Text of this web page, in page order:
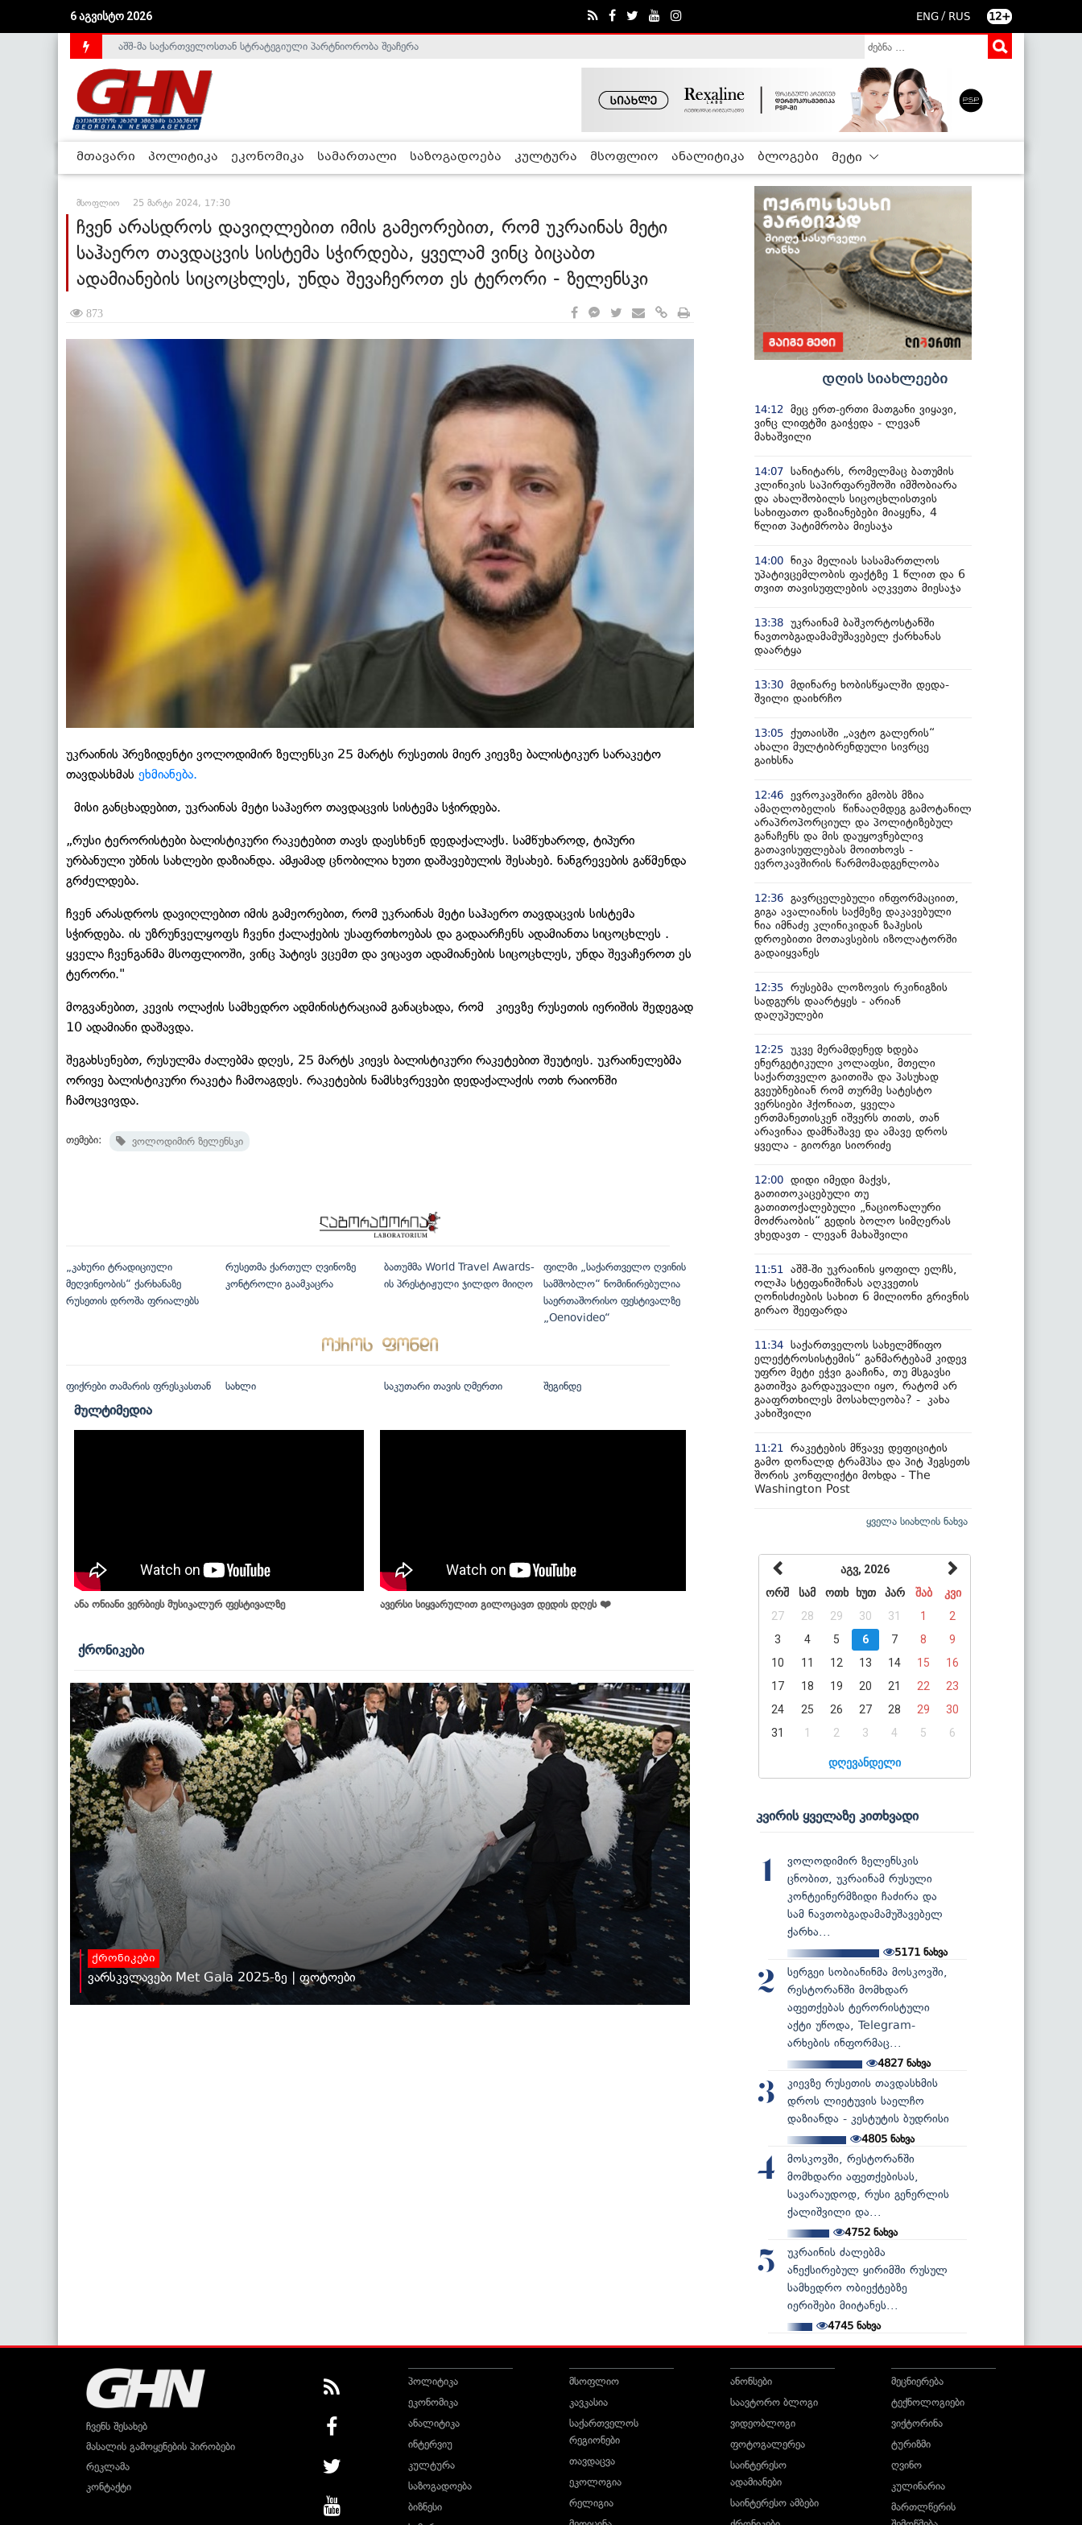
6 აგვისტო 2026 ENG / RUS 12+
საქართველოს დე-ფაქტო მთავრობა არალეგიტიმურია - ჰელსინკის კომისია
აშშ-მა საქართველოსთან სტრატეგიული პარტნიორობა შეაჩერა
მთავარი პოლიტიკა ეკონომიკა სამართალი საზოგადოება კულტურა მსოფლიო ანალიტიკა ბლოგები მეტი
მსოფლიო 25 მარტი 2024, 17:30
ჩვენ არასდროს დავიღლებით იმის გამეორებით, რომ უკრაინას მეტი
საჰაერო თავდაცვის სისტემა სჭირდება, ყველამ ვინც ბიცაბთ
ადამიანების სიცოცხლეს, უნდა შევაჩეროთ ეს ტერორი - ზელენსკი
873
უკრაინის პრეზიდენტი ვოლოდიმირ ზელენსკი 25 მარტს რუსეთის მიერ კიევზე ბალისტიკურ სარაკეტო
თავდასხმას ეხმიანება.
მისი განცხადებით, უკრაინას მეტი საჰაერო თავდაცვის სისტემა სჭირდება.
„რუსი ტერორისტები ბალისტიკური რაკეტებით თავს დაესხნენ დედაქალაქს. სამწუხაროდ, ტიპური
ურბანული უბნის სახლები დაზიანდა. ამჟამად ცნობილია ხუთი დაშავებულის შესახებ. ნანგრევების გაწმენდა
გრძელდება.
ჩვენ არასდროს დავიღლებით იმის გამეორებით, რომ უკრაინას მეტი საჰაერო თავდაცვის სისტემა
სჭირდება. ის უზრუნველყოფს ჩვენი ქალაქების უსაფრთხოებას და გადაარჩენს ადამიანთა სიცოცხლეს .
ყველა ჩვენგანმა მსოფლიოში, ვინც პატივს ვცემთ და ვიცავთ ადამიანების სიცოცხლეს, უნდა შევაჩეროთ ეს
ტერორი."
მოგვანებით, კევის ოლაქის სამხედრო ადმინისტრაციამ განაცხადა, რომ კიევზე რუსეთის იერიშის შედეგად
10 ადამიანი დაშავდა.
შეგახსენებთ, რუსულმა ძალებმა დღეს, 25 მარტს კიევს ბალისტიკური რაკეტებით შეუტიეს. უკრაინელებმა
ორივე ბალისტიკური რაკეტა ჩამოაგდეს. რაკეტების ნამსხვრევები დედაქალაქის ოთხ რაიონში
ჩამოცვივდა.
თემები: ვოლოდიმირ ზელენსკი
„კახური ტრადიციული
მეღვინეობის“ ქარხანაზე
რუსეთის დროშა ფრიალებს
რუსეთმა ქართულ ღვინოზე
კონტროლი გაამკაცრა
ბათუმმა World Travel Awards-
ის პრესტიჟული ჯილდო მიიღო
ფილმი „საქართველო ღვინის
სამშობლო“ ნომინირებულია
საერთაშორისო ფესტივალზე
„Oenovideo“
ფიქრები თამარის ფრესკასთან სახლი საკუთარი თავის ღმერთი შეგინდე
მულტიმედია
ანა ონიანი ვერბიეს მუსიკალურ ფესტივალზე ავერსი სიყვარულით გილოცავთ დედის დღეს ❤️
ქრონიკები
ქრონიკები
ვარსკვლავები Met Gala 2025-ზე | ფოტოები
დღის სიახლეები
14:12
მეც ერთ-ერთი მათგანი ვიყავი,
ვინც ლიფტში გაიჭედა - ლევან
მახაშვილი
14:07 სანიტარს, რომელმაც ბათუმის
კლინიკის საპირფარეშოში იმშობიარა
და ახალშობილს სიცოცხლისთვის
სახიფათო დაზიანებები მიაყენა, 4
წლით პატიმრობა მიესაჯა
14:00 ნიკა მელიას სასამართლოს
უპატივცემლობის ფაქტზე 1 წლით და 6
თვით თავისუფლების აღკვეთა მიესაჯა
13:38 უკრაინამ ბაშკორტოსტანში
ნავთობგადამამუშავებელ ქარხანას
დაარტყა
13:30 მდინარე ხობისწყალში დედა-
შვილი დაიხრჩო
13:05 ქუთაისში „ავტო გალერის“
ახალი მულტიბრენდული სივრცე
გაიხსნა
12:46 ევროკავშირი გმობს მზია
ამაღლობელის წინააღმდეგ გამოტანილ
არაპროპორციულ და პოლიტიზებულ
განაჩენს და მის დაუყოვნებლივ
გათავისუფლებას მოითხოვს -
ევროკავშირის წარმომადგენლობა
12:36 გავრცელებული ინფორმაციით,
გიგა ავალიანის საქმეზე დაკავებული
ნია იმნაძე კლინიკიდან ზაჰესის
დროებითი მოთავსების იზოლატორში
გადაიყვანეს
12:35 რუსებმა ლოზოვის რკინიგზის
სადგურს დაარტყეს - არიან
დაღუპულები
12:25 უკვე მერამდენედ ხდება
ენერგეტიკული კოლაფსი, მთელი
საქართველო გაითიშა და პასუხად
გვეუბნებიან რომ თურმე სატესტო
ვერსიები ჰქონიათ, ყველა
ერთმანეთისკენ იშვერს თითს, თან
არავინაა დამნაშავე და ამავე დროს
ყველა - გიორგი სიორიძე
12:00 დიდი იმედი მაქვს,
გათითოკაცებული თუ
გათითოქალებული „ნაციონალური
მოძრაობის“ გედის ბოლო სიმღერას
ვხედავთ - ლევან მახაშვილი
11:51
აშშ-ში უკრაინის ყოფილ ელჩს,
ოლჰა სტეფანიშინას აღკვეთის
ღონისძიების სახით 6 მილიონი გრივნის
გირაო შეეფარდა
11:34 საქართველოს სახელმწიფო
ელექტროსისტემის“ განმარტებამ კიდევ
უფრო მეტი ეჭვი გააჩინა, თუ მსგავსი
გათიშვა გარდაუვალი იყო, რატომ არ
გააფრთხილეს მოსახლეობა? - კახა
კახიშვილი
11:21
რაკეტების მწვავე დეფიციტის
გამო დონალდ ტრამპსა და პიტ ჰეგსეთს
შორის კონფლიქტი მოხდა - The
Washington Post
ყველა სიახლის ნახვა
აგვ, 2026
ორშ
სამ ოთხ ხუთ პარ შაბ
კვი
27
28 29 30 31 1
2
3
4 5 6 7 8
9
10
11 12 13 14 15
16
17
18 19 20 21 22
23
24
25 26 27 28 29
30
31
1 2 3 4 5 6
დღევანდელი
კვირის ყველაზე კითხვადი
1
ვოლოდიმირ ზელენსკის
ცნობით, უკრაინამ რუსული
კონტეინერმზიდი ჩაძირა და
სამ ნავთობგადამამუშავებელ
ქარხა...
5171 ნახვა
2
სერგეი სობიანინმა მოსკოვში,
რესტორანში მომხდარ
აფეთქებას ტერორისტული
აქტი უწოდა, Telegram-
არხების ინფორმაც...
4827 ნახვა
3
კიევზე რუსეთის თავდასხმის
დროს ლიეტუვის საელჩო
დაზიანდა - კესტუტის ბუდრისი
4805ნახვა
4
მოსკოვში, რესტორანში
მომხდარი აფეთქებისას,
სავარაუდოდ, რუსი გენერლის
ქალიშვილი და...
4752ნახვა
5
უკრაინის ძალებმა
ანექსირებულ ყირიმში რუსულ
სამხედრო ობიექტებზე
იერიშები მიიტანეს...
4745 ნახვა
ჩვენს შესახებ
მასალის გამოყენების პირობები
რეკლამა
კონტაქტი
პოლიტიკა
ეკონომიკა
ანალიტიკა
ინტერვიუ
კულტურა
საზოგადოება
ბიზნესი
მსოფლიო
კავკასია
საქართველოს
რეგიონები
თავდაცვა
ეკოლოგია
რელიგია
ანონსები
საავტორო ბლოგი
ვიდეობლოგი
ფოტოგალერეა
საინტერესო
ადამიანები
საინტერესო ამბები
მეცნიერება
ტექნოლოგიები
ვიქტორინა
ტურიზმი
ღვინო
კულინარია
მართლწერის